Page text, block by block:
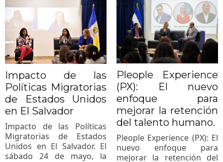
Impacto de las
Políticas Migratorias
de Estados Unidos
en El Salvador
Impacto de las Políticas
Migratorias de Estados
Unidos en El Salvador. El
sábado 24 de mayo, la
Pleople Experience
(PX): El nuevo
enfoque para
mejorar la retención
del talento humano.
Pleople Experience (PX): El
nuevo enfoque para
mejorar la retención del